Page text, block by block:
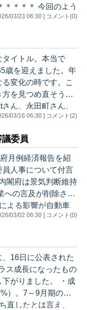
今回のよう
、9月、12月）とあ
持される一方、先
戒感が示されまし
と原油価格が記され
03/23 06:30 ] コメント(0)
イトル。本当で
変化の時です。こ
を見つめ直そうと
執筆陣は豪華・盤石
も通り日銀金融政
ーを行います。 4
すが（笑）、基本
。 それではまた来週。…
03/16 06:30 ] コメント(2)
委員
月例経済報告を紹
人事について付言
よる影響が自動車
、全体としては景気
かに回復している
る ・設備投資：緩
含んでいる ・公共
おおむね横ばいとな
03/02 06:30 ] コメント(0)
16日に公表された
ス成長になったもの
りました。 ・成
）。7～9月期のマ
直したとは言え、